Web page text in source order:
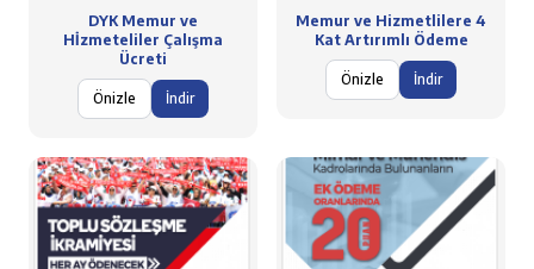
DYK Memur ve
Hİzmeteliler Çalışma
Ücreti
Önizle İndir
Memur ve Hizmetlilere 4
Kat Artırımlı Ödeme
Önizle İndir